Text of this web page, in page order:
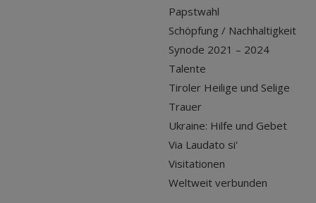
Papstwahl
Schöpfung / Nachhaltigkeit
Synode 2021 – 2024
Talente
Tiroler Heilige und Selige
Trauer
Ukraine: Hilfe und Gebet
Via Laudato si'
Visitationen
Weltweit verbunden